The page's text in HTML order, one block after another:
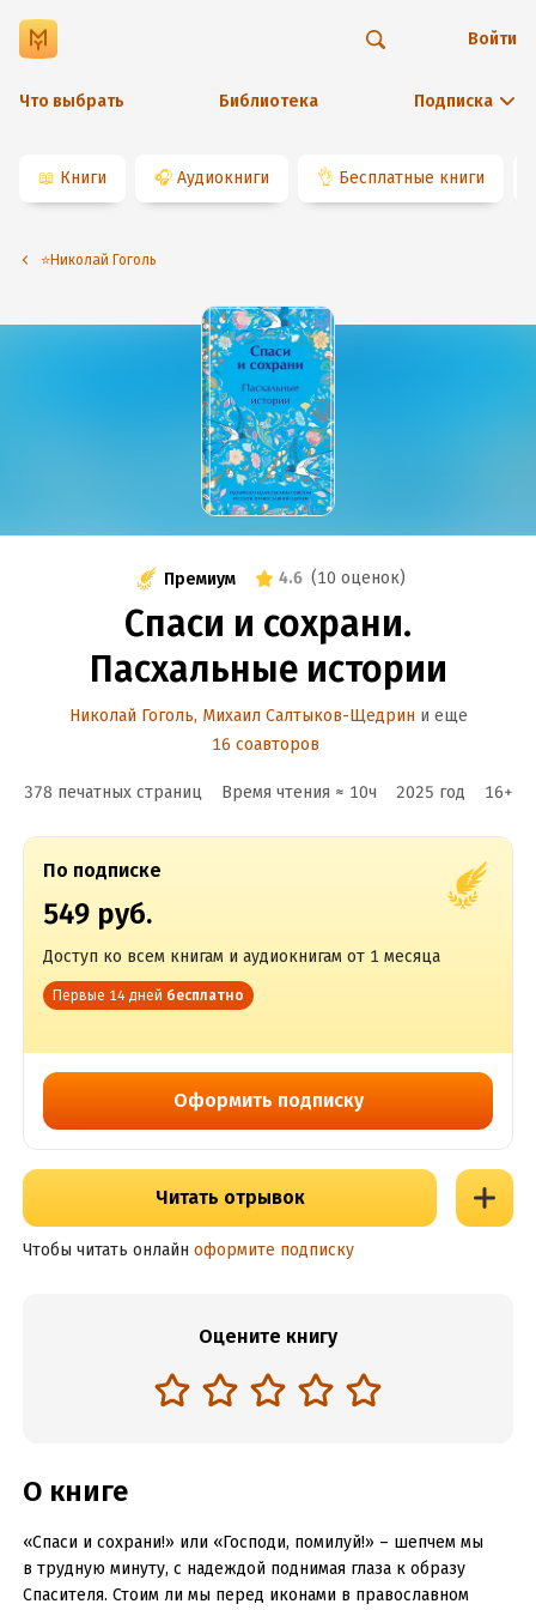
Что выбрать Библиотека Подписка
Войти
📖 Книги 🎧 Аудиокниги 👌 Бесплатные книги
⭐️Николай Гоголь
Премиум 4.6 (10 оценок)
Спаси и сохрани.
Пасхальные истории
Николай Гоголь, Михаил Салтыков-Щедрин и еще
16 соавторов
378 печатных страниц Время чтения ≈ 10ч 2025 год 16+
По подписке
549 руб.
Доступ ко всем книгам и аудиокнигам от 1 месяца
Первые 14 дней бесплатно
Оформить подписку
Читать отрывок
Чтобы читать онлайн оформите подписку
Оцените книгу
О книге
«Спаси и сохрани!» или «Господи, помилуй!» – шепчем мы
в трудную минуту, с надеждой поднимая глаза к образу
Спасителя. Стоим ли мы перед иконами в православном